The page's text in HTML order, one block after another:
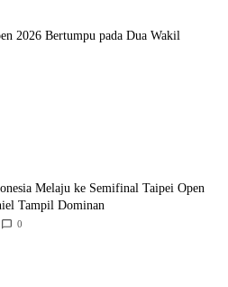
2026 Bertumpu pada Dua Wakil
Melaju ke Semifinal Taipei Open
Tampil Dominan
0